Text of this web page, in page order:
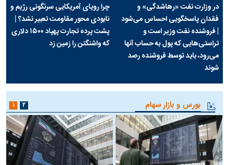
در وزارت نفت «رهاشدگی» و
فقدان پاسخگویی احساس می‌شود
| فروشنده نفت وزیر است و
تراستی‌هایی که پول به حساب آنها
می‌رود، باید توسط فروشنده رصد
شوند
چرا رویای آمریکایی سرنگونی رژیم و
نابودی محور مقاومت تعبیر نشد؟ |
پشت پرده تجارت پهپاد‌ ۱۵۰۰ دلاری
که واشنگتن را زمین زد
بورس و بازار سهام ۱ ۲